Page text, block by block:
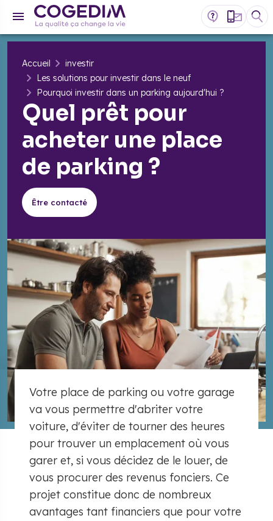
Accueil
investir
Les solutions pour investir dans le neuf
Pourquoi investir dans un parking aujourd'hui ?
Quel prêt pour
acheter une place
de parking ?
Être contacté
Votre place de parking ou votre garage
va vous permettre d'abriter votre
voiture, d'éviter de tourner des heures
pour trouver un emplacement où vous
garer et, si vous décidez de le louer, de
vous procurer des revenus fonciers. Ce
projet constitue donc de nombreux
avantages tant financiers que pour votre